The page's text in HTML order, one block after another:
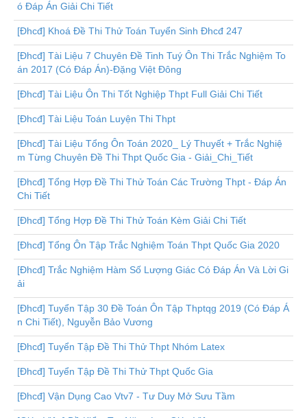
ó Đáp Án Giải Chi Tiết
[Đhcđ] Khoá Đề Thi Thử Toán Tuyển Sinh Đhcđ 247
[Đhcđ] Tài Liệu 7 Chuyên Đề Tinh Tuý Ôn Thi Trắc Nghiệm To
án 2017 (Có Đáp Án)-Đặng Việt Đông
[Đhcđ] Tài Liệu Ôn Thi Tốt Nghiệp Thpt Full Giải Chi Tiết
[Đhcđ] Tài Liệu Toán Luyện Thi Thpt
[Đhcđ] Tài Liệu Tổng Ôn Toán 2020_ Lý Thuyết + Trắc Nghiệ
m Từng Chuyên Đề Thi Thpt Quốc Gia - Giải_Chi_Tiết
[Đhcđ] Tổng Hợp Đề Thi Thử Toán Các Trường Thpt - Đáp Án
Chi Tiết
[Đhcđ] Tổng Hợp Đề Thi Thử Toán Kèm Giải Chi Tiết
[Đhcđ] Tổng Ôn Tập Trắc Nghiệm Toán Thpt Quốc Gia 2020
[Đhcđ] Trắc Nghiệm Hàm Số Lượng Giác Có Đáp Án Và Lời Gi
ải
[Đhcđ] Tuyển Tập 30 Đề Toán Ôn Tập Thptqg 2019 (Có Đáp Á
n Chi Tiết), Nguyễn Bảo Vương
[Đhcđ] Tuyển Tập Đề Thi Thử Thpt Nhóm Latex
[Đhcđ] Tuyển Tập Đề Thi Thử Thpt Quốc Gia
[Đhcđ] Vận Dụng Cao Vtv7 - Tư Duy Mở Sưu Tầm